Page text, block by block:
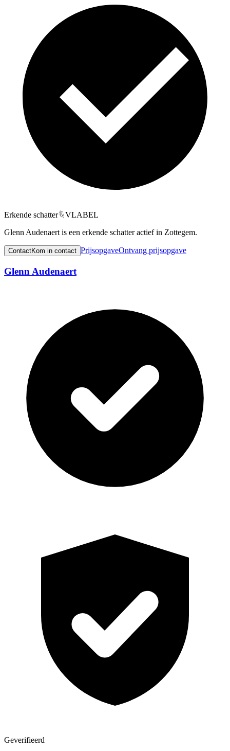
Erkende schatter
VLABEL
Glenn Audenaert is een erkende schatter actief in Zottegem.
ContactKom in contact PrijsopgaveOntvang prijsopgave
Glenn Audenaert
Geverifieerd